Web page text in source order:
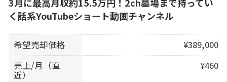
く話系YouTubeショート動画チャンネル
希望売却価格
¥389,000
売上/月（直
近）
¥460